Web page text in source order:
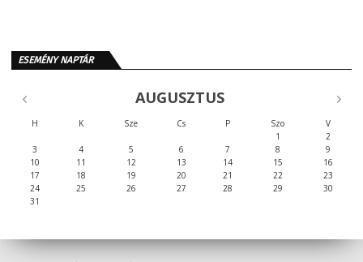
ESEMÉNY NAPTÁR
AUGUSZTUS
H K Sze Cs P Szo
V
1
2
3
4 5 6 7 8
9
10
11 12 13 14 15
16
17
18 19 20 21 22
23
24
25 26 27 28 29
30
31